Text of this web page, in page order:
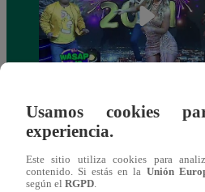
Josimar armó una tremenda
nuevo en El Wasap de JB
Usamos cookies
experiencia.
Este sitio utiliza cookies para
contenido. Si estás en la Unión
según el RGPD.